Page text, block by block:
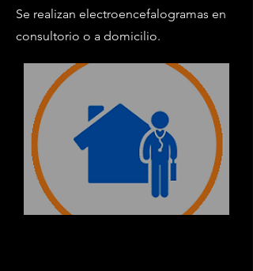
Se realizan electroencefalogramas en
consultorio o a domicilio.